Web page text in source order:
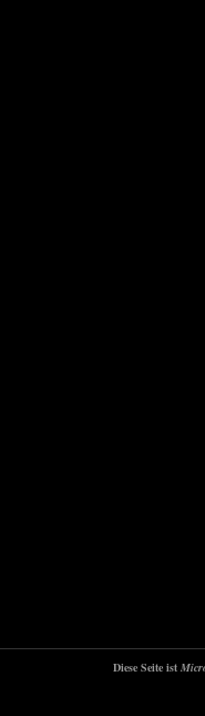
Diese Seite ist